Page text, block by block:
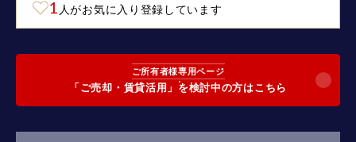
1 人がお気に入り登録しています
ご所有者様専用ページ
「ご売却・賃貸活用」を検討中の方はこちら